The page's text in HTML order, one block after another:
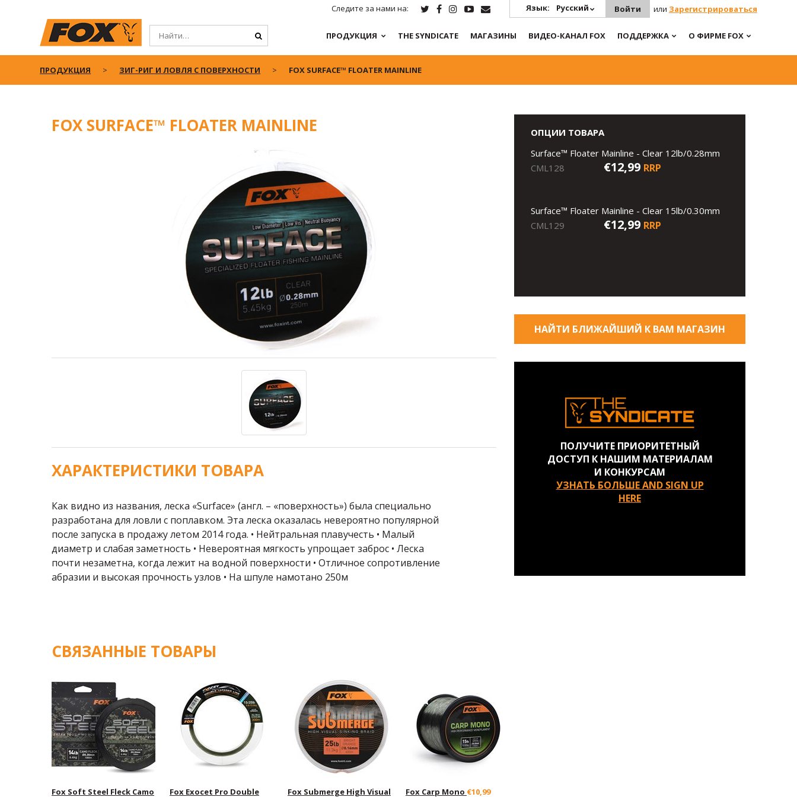
Следите за нами на: Язык: Русский Войти или Зарегистрироваться
ПРОДУКЦИЯ THE SYNDICATE МАГАЗИНЫ ВИДЕО-КАНАЛ FOX ПОДДЕРЖКА О ФИРМЕ FOX
ПРОДУКЦИЯ ЗИГ-РИГ И ЛОВЛЯ С ПОВЕРХНОСТИ FOX SURFACE™ FLOATER MAINLINE
FOX SURFACE™ FLOATER MAINLINE
ХАРАКТЕРИСТИКИ ТОВАРА
Как видно из названия, леска «Surface» (англ. – «поверхность») была специально
разработана для ловли с поплавком. Эта леска оказалась невероятно популярной
после запуска в продажу летом 2014 года. • Нейтральная плавучесть • Малый
диаметр и слабая заметность • Невероятная мягкость упрощает заброс • Леска
почти незаметна, когда лежит на водной поверхности • Отличное сопротивление
абразии и высокая прочность узлов • На шпуле намотано 250м
ОПЦИИ ТОВАРА
Surface™ Floater Mainline - Clear 12lb/0.28mm
CML128
€12,99 RRP
Surface™ Floater Mainline - Clear 15lb/0.30mm
CML129
€12,99 RRP
НАЙТИ БЛИЖАЙШИЙ К ВАМ МАГАЗИН
ПОЛУЧИТЕ ПРИОРИТЕТНЫЙ
ДОСТУП К НАШИМ МАТЕРИАЛАМ
И КОНКУРСАМ
УЗНАТЬ БОЛЬШЕ AND SIGN UP
HERE
СВЯЗАННЫЕ ТОВАРЫ
Fox Soft Steel Fleck Camo
Fox Exocet Pro Double
Fox Submerge High Visual
Fox Carp Mono €10,99